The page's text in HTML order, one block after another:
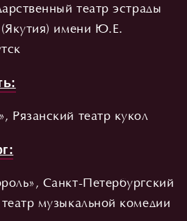
театр эстрады
имени Ю.Е.
Рязанский театр кукол
Санкт-Петербургский
музыкальной комедии